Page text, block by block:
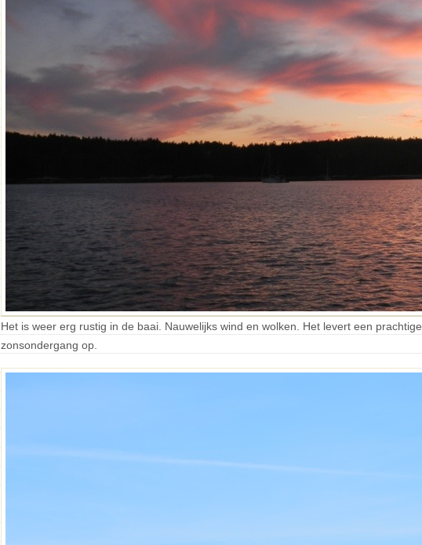
Het is weer erg rustig in de baai. Nauwelijks wind en wolken. Het levert een prachtige
zonsondergang op.